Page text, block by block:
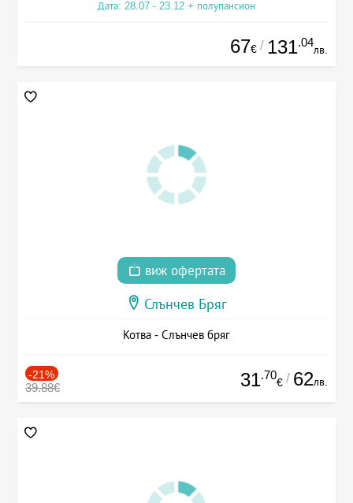
Дата: 28.07 - 23.12 + полупансион
67€ / 131.04
лв.
виж офертата
Слънчев Бряг
Котва - Слънчев бряг
-21%
39.88€ 31.70
€ / 62лв.